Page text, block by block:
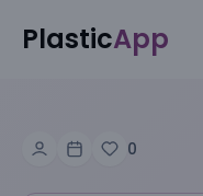
PlasticApp
0